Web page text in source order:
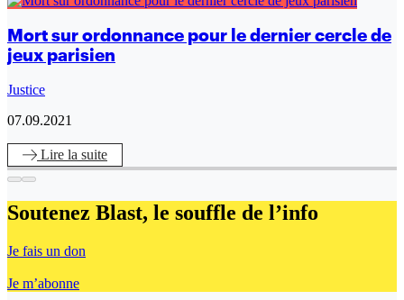
Mort sur ordonnance pour le dernier cercle de
jeux parisien
Justice
07.09.2021
Lire la suite
Soutenez Blast, le souffle de l’info
Je fais un don
Je m’abonne